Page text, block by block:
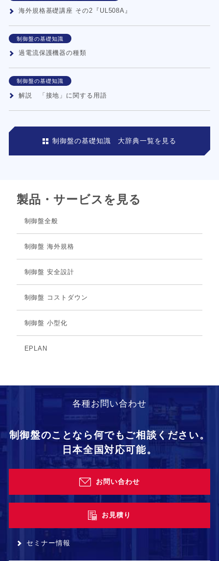
海外規格基礎講座 その2『UL508A』
制御盤の基礎知識
過電流保護機器の種類
制御盤の基礎知識
解説 「接地」に関する用語
制御盤の基礎知識 大辞典一覧を見る
製品・サービスを見る
制御盤全般
制御盤 海外規格
制御盤 安全設計
制御盤 コストダウン
制御盤 小型化
EPLAN
各種お問い合わせ
制御盤のことなら何でもご相談ください。
日本全国対応可能。
お問い合わせ
お見積り
セミナー情報